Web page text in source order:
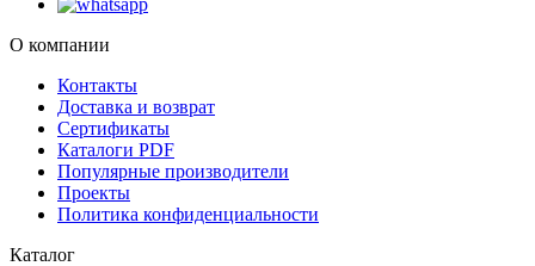
О компании
Контакты
Доставка и возврат
Сертификаты
Каталоги PDF
Популярные производители
Проекты
Политика конфиденциальности
Каталог